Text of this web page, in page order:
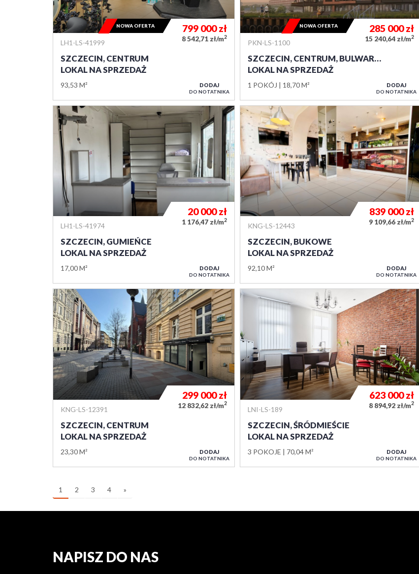
LH1-LS-41999
SZCZECIN, CENTRUM
LOKAL NA SPRZEDAŻ
93,53 M²
799 000zł
8 542,71 zł/m2
NOWA OFERTA
DODAJ
DO NOTATNIKA
PKN-LS-1100
SZCZECIN, CENTRUM, BULWAR…
LOKAL NA SPRZEDAŻ
1 POKÓJ 18,70 M²
285 000zł
15 240,64 zł/m2
NOWA OFERTA
DODAJ
DO NOTATNIKA
LH1-LS-41974
SZCZECIN, GUMIEŃCE
LOKAL NA SPRZEDAŻ
17,00 M²
20 000zł
1 176,47 zł/m2
DODAJ
DO NOTATNIKA
KNG-LS-12443
SZCZECIN, BUKOWE
LOKAL NA SPRZEDAŻ
92,10 M²
839 000zł
9 109,66 zł/m2
DODAJ
DO NOTATNIKA
KNG-LS-12391
SZCZECIN, CENTRUM
LOKAL NA SPRZEDAŻ
23,30 M²
299 000zł
12 832,62 zł/m2
DODAJ
DO NOTATNIKA
LNI-LS-189
SZCZECIN, ŚRÓDMIEŚCIE
LOKAL NA SPRZEDAŻ
3 POKOJE 70,04 M²
623 000zł
8 894,92 zł/m2
DODAJ
DO NOTATNIKA
1 2 3 4 »
NAPISZ DO NAS